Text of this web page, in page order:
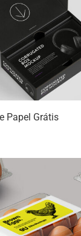
Papel Grátis